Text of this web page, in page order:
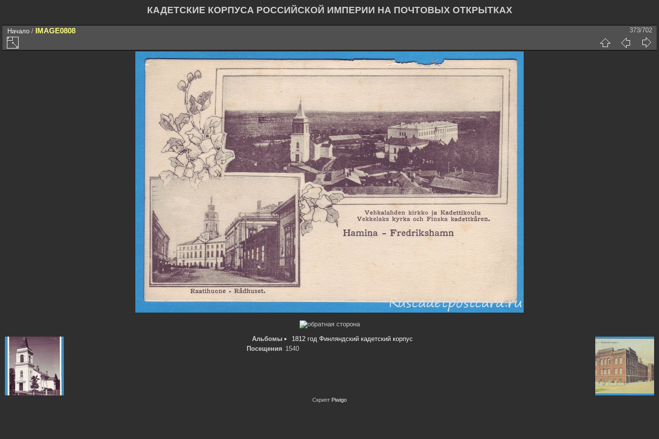
КАДЕТСКИЕ КОРПУСА РОССИЙСКОЙ ИМПЕРИИ НА ПОЧТОВЫХ ОТКРЫТКАХ
Начало / IMAGE0808 373/702
Альбомы
1812 год Финляндский кадетский корпус
Посещения 1540
Скрипт Piwigo